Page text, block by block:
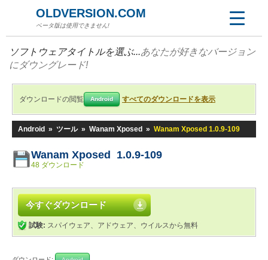
OLDVERSION.COM
ベータ版は使用できません!
ソフトウェアタイトルを選ぶ...あなたが好きなバージョン
にダウングレード!
ダウンロードの閲覧 Android すべてのダウンロードを表示
Android » ツール » Wanam Xposed » Wanam Xposed 1.0.9-109
Wanam Xposed 1.0.9-109
48 ダウンロード
今すぐダウンロード
試験: スパイウェア、アドウェア、ウイルスから無料